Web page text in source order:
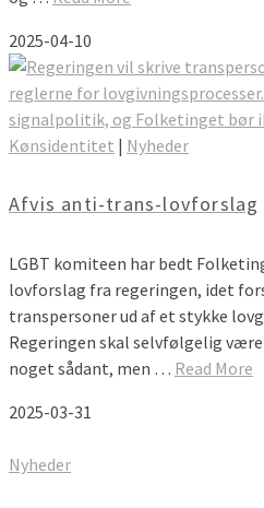
2025-04-10
Kønsidentitet | Nyheder
Afvis anti-trans-lovforslag
LGBT komiteen har bedt
lovforslag fra regeringen, idet
transpersoner ud af et stykke
Regeringen skal selvfølgelig
noget sådant, men … Read More
2025-03-31
Nyheder